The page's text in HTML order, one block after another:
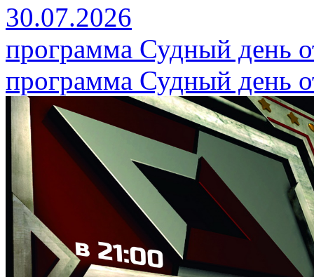
30.07.2026
программа Судный день
программа Судный день